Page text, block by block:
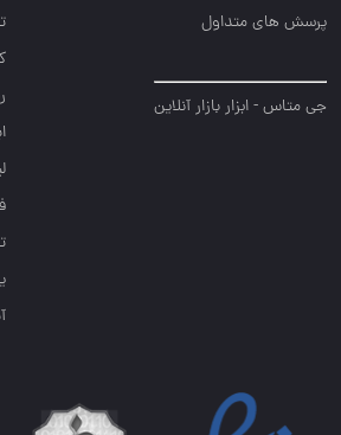
پرسش های متداول
جی متاس - ابزار بازار آنلاین